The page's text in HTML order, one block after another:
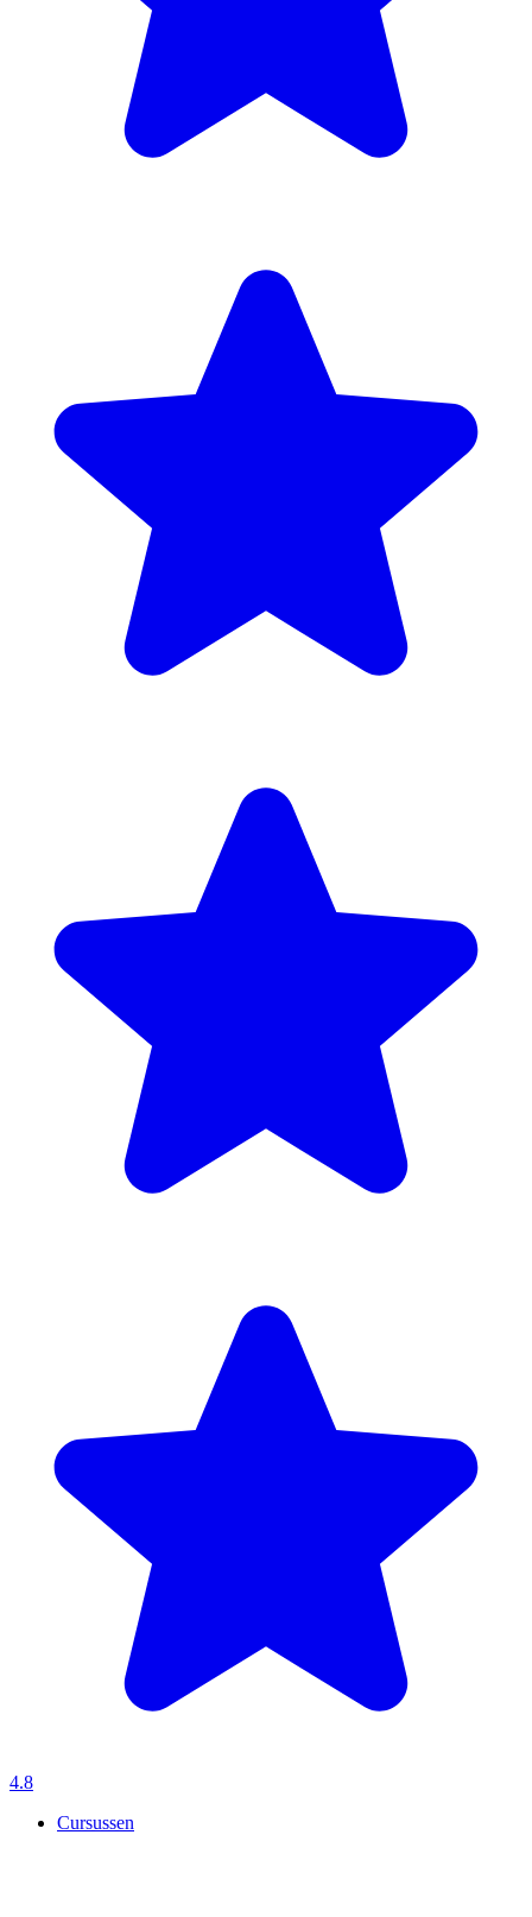
4.8
Cursussen